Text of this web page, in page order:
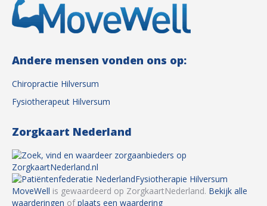
Andere mensen vonden ons op:
Chiropractie Hilversum
Fysiotherapeut Hilversum
Zorgkaart Nederland
Fysiotherapie Hilversum
MoveWell is gewaardeerd op ZorgkaartNederland. Bekijk alle
waarderingen ofplaats een waardering